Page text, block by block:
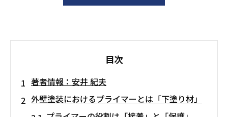
目次
著者情報：安井 紀夫
外壁塗装におけるプライマーとは「下塗り材」